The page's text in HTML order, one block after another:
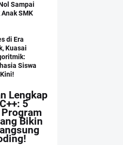
Sampai
SMK
di Era
Kuasai
Siswa
Lengkap
5
Bikin